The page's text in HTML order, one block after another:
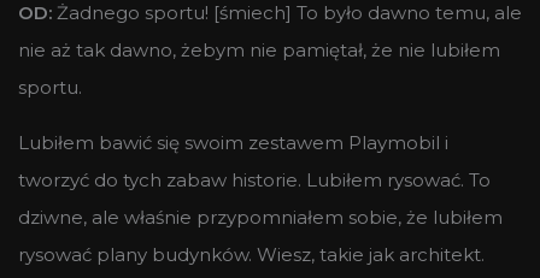
OD: Żadnego sportu! [śmiech] To było dawno temu, ale
nie aż tak dawno, żebym nie pamiętał, że nie lubiłem
sportu.
Lubiłem bawić się swoim zestawem Playmobil i
tworzyć do tych zabaw historie. Lubiłem rysować. To
dziwne, ale właśnie przypomniałem sobie, że lubiłem
rysować plany budynków. Wiesz, takie jak architekt.